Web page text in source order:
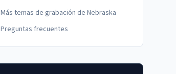
Más temas de grabación de Nebraska
Preguntas frecuentes